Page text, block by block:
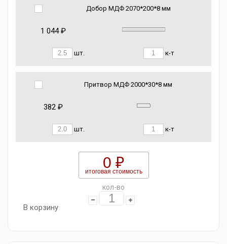
Добор МДФ 2070*200*8 мм
1 044 ₽
шт. к-т
Притвор МДФ 2000*30*8 мм
382 ₽
шт. к-т
0 ₽
итоговая стоимость
кол-во
В корзину